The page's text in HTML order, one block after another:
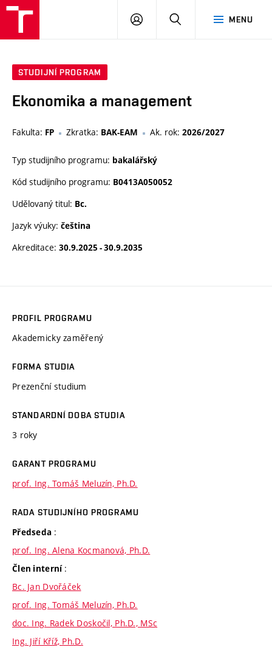
MENU
PŘIHLÁSIT
STUDIJNÍ PROGRAM
Ekonomika a management
Fakulta: FP Zkratka: BAK-EAM Ak. rok: 2026/2027
Typ studijního programu: bakalářský
Kód studijního programu: B0413A050052
Udělovaný titul: Bc.
Jazyk výuky: čeština
Akreditace: 30.9.2025 - 30.9.2035
PROFIL PROGRAMU
Akademicky zaměřený
FORMA STUDIA
Prezenční studium
STANDARDNÍ DOBA STUDIA
3 roky
GARANT PROGRAMU
prof. Ing. Tomáš Meluzín, Ph.D.
RADA STUDIJNÍHO PROGRAMU
Předseda :
prof. Ing. Alena Kocmanová, Ph.D.
Člen interní :
Bc. Jan Dvořáček
prof. Ing. Tomáš Meluzín, Ph.D.
doc. Ing. Radek Doskočil, Ph.D., MSc
Ing. Jiří Kříž, Ph.D.